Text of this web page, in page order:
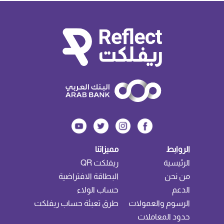
الروابط
الرئيسية
من نحن
الدعم
الرسوم والعمولات
حدود المعاملات
مميزاتنا
ريفلكت QR
البطاقة الافتراضية
حساب الولاء
طرق تعبئة حساب ريفلكت